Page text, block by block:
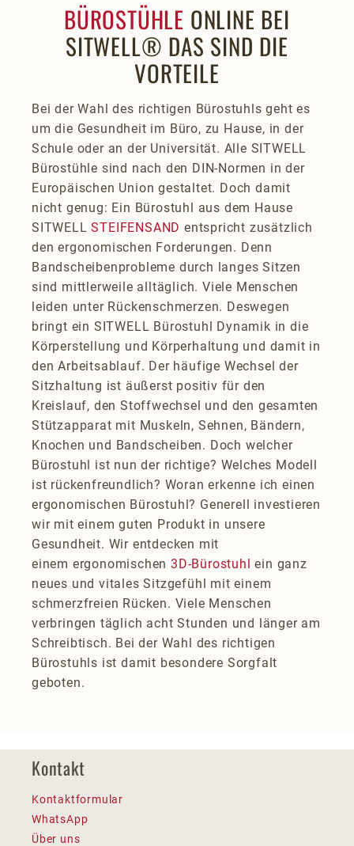
BÜROSTÜHLE ONLINE BEI
SITWELL® DAS SIND DIE
VORTEILE
Bei der Wahl des richtigen Bürostuhls geht es
um die Gesundheit im Büro, zu Hause, in der
Schule oder an der Universität. Alle SITWELL
Bürostühle sind nach den DIN-Normen in der
Europäischen Union gestaltet. Doch damit
nicht genug: Ein Bürostuhl aus dem Hause
SITWELLSTEIFENSAND entspricht zusätzlich
den ergonomischen Forderungen. Denn
Bandscheibenprobleme durch langes Sitzen
sind mittlerweile alltäglich. Viele Menschen
leiden unter Rückenschmerzen. Deswegen
bringt ein SITWELL Bürostuhl Dynamik in die
Körperstellung und Körperhaltung und damit in
den Arbeitsablauf. Der häufige Wechsel der
Sitzhaltung ist äußerst positiv für den
Kreislauf, den Stoffwechsel und den gesamten
Stützapparat mit Muskeln, Sehnen, Bändern,
Knochen und Bandscheiben. Doch welcher
Bürostuhl ist nun der richtige? Welches Modell
ist rückenfreundlich? Woran erkenne ich einen
ergonomischen Bürostuhl? Generell investieren
wir mit einem guten Produkt in unsere
Gesundheit. Wir entdecken mit
einem ergonomischen3D-Bürostuhl ein ganz
neues und vitales Sitzgefühl mit einem
schmerzfreien Rücken. Viele Menschen
verbringen täglich acht Stunden und länger am
Schreibtisch. Bei der Wahl des richtigen
Bürostuhls ist damit besondere Sorgfalt
geboten.
Kontakt
Kontaktformular
WhatsApp
Über uns